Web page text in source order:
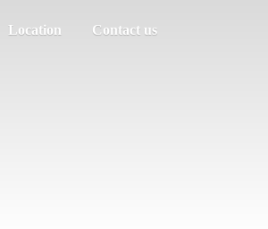
Location Contact us